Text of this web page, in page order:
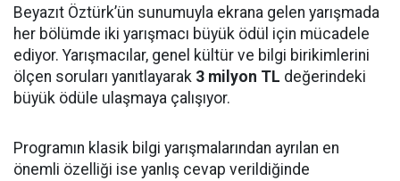
Beyazıt Öztürk’ün sunumuyla ekrana gelen yarışmada
her bölümde iki yarışmacı büyük ödül için mücadele
ediyor. Yarışmacılar, genel kültür ve bilgi birikimlerini
ölçen soruları yanıtlayarak 3 milyon TL değerindeki
büyük ödüle ulaşmaya çalışıyor.
Programın klasik bilgi yarışmalarından ayrılan en
önemli özelliği ise yanlış cevap verildiğinde